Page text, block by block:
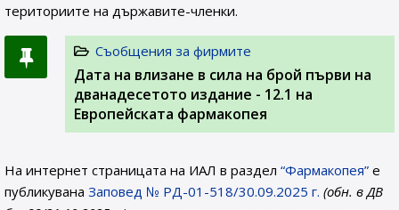
териториите на държавите-членки.
Съобщения за фирмите
Дата на влизане в сила на брой първи на
дванадесетото издание - 12.1 на
Европейската фармакопея
На интернет страницата на ИАЛ в раздел “Фармакопея” е
публикувана Заповед № РД-01-518/30.09.2025 г. (обн. в ДВ